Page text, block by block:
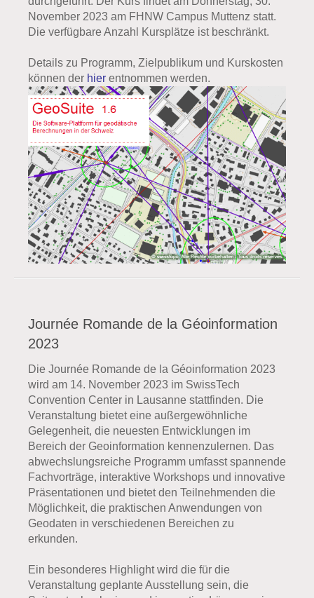
November 2023 am FHNW Campus Muttenz statt.
Die verfügbare Anzahl Kursplätze ist beschränkt.
Details zu Programm, Zielpublikum und Kurskosten
können der hier entnommen werden.
Journée Romande de la Géoinformation
2023
Die Journée Romande de la Géoinformation 2023
wird am 14. November 2023 im SwissTech
Convention Center in Lausanne stattfinden. Die
Veranstaltung bietet eine außergewöhnliche
Gelegenheit, die neuesten Entwicklungen im
Bereich der Geoinformation kennenzulernen. Das
abwechslungsreiche Programm umfasst spannende
Fachvorträge, interaktive Workshops und innovative
Präsentationen und bietet den Teilnehmenden die
Möglichkeit, die praktischen Anwendungen von
Geodaten in verschiedenen Bereichen zu
erkunden.
Ein besonderes Highlight wird die für die
Veranstaltung geplante Ausstellung sein, die